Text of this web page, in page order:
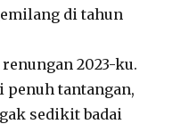
di tahun
2023-ku.
penuh tantangan,
sedikit badai